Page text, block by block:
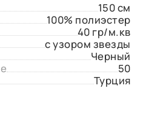
150 см
100% полиэстер
40 гр/м.кв
с узором звезды
Черный
50
Турция